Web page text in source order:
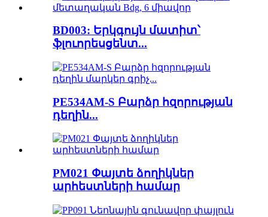
BD003: Երկգույն մատիտ՝
ֆլուորեսցենտ...
PE534AM-S Բարձր հզորության
դեղին...
PM021 Փայտե ձողիկներ
արհեստների համար